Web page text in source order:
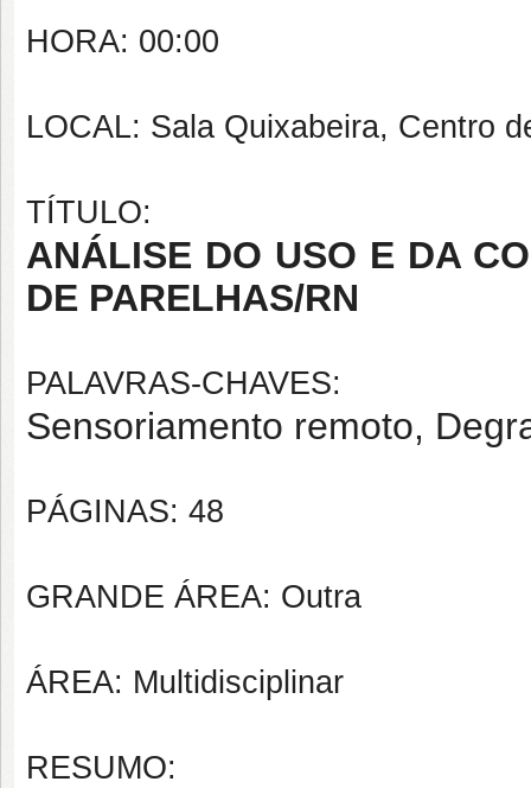
HORA: 00:00
LOCAL: Sala Quixabeira, Centro
TÍTULO:
ANÁLISE DO USO E DA
DE PARELHAS/RN
PALAVRAS-CHAVES:
Sensoriamento remoto,
PÁGINAS: 48
GRANDE ÁREA: Outra
ÁREA: Multidisciplinar
RESUMO: